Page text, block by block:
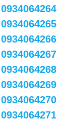
0934064264
0934064265
0934064266
0934064267
0934064268
0934064269
0934064270
0934064271